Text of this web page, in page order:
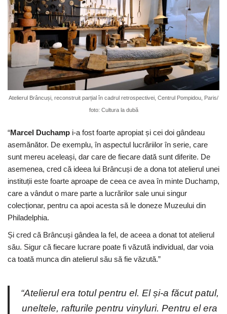
Atelierul Brâncuși, reconstruit parțial în cadrul retrospectivei, Centrul Pompidou, Paris/
foto: Cultura la dubă
“Marcel Duchamp i-a fost foarte apropiat și cei doi gândeau
asemănător. De exemplu, în aspectul lucrăriilor în serie, care
sunt mereu aceleași, dar care de fiecare dată sunt diferite. De
asemenea, cred că ideea lui Brâncuși de a dona tot atelierul unei
instituții este foarte aproape de ceea ce avea în minte Duchamp,
care a vândut o mare parte a lucrărilor sale unui singur
colecționar, pentru ca apoi acesta să le doneze Muzeului din
Philadelphia.
Și cred că Brâncuși gândea la fel, de aceea a donat tot atelierul
său. Sigur că fiecare lucrare poate fi văzută individual, dar voia
ca toată munca din atelierul său să fie văzută.”
“Atelierul era totul pentru el. El și-a făcut patul,
uneltele, rafturile pentru vinyluri. Pentru el era